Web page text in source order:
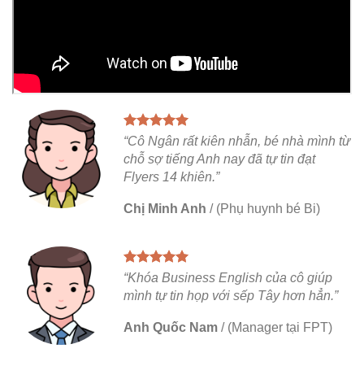
“Cô Ngân rất kiên nhẫn, bé nhà mình từ
chỗ sợ tiếng Anh nay đã tự tin đạt
Flyers 14 khiên.”
Chị Minh Anh / (Phụ huynh bé Bi)
“Khóa Business English của cô giúp
mình tự tin họp với sếp Tây hơn hẳn.”
Anh Quốc Nam / (Manager tại FPT)